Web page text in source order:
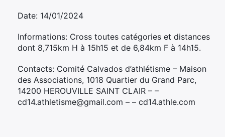
Date: 14/01/2024
Informations: Cross toutes catégories et distances
dont 8,715km H à 15h15 et de 6,84km F à 14h15.
Contacts: Comité Calvados d’athlétisme – Maison
des Associations, 1018 Quartier du Grand Parc,
14200 HEROUVILLE SAINT CLAIR – –
cd14.athletisme@gmail.com – – cd14.athle.com